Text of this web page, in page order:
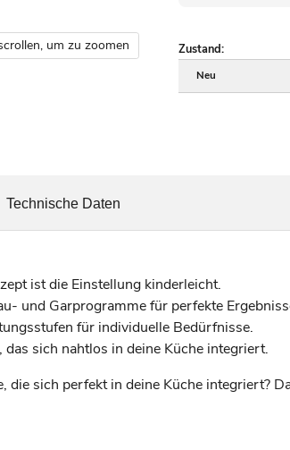
um zu zoomen Zustand:
Neu
ist die Einstellung kinderleicht.
und Garprogramme für perfekte
für individuelle Bedürfnisse.
sich nahtlos in deine Küche integriert.
die sich perfekt in deine Küche integriert?
Technische Daten